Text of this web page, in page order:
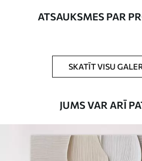
Jūs varat pievienot
No15.00€
ATSAUKSMES PAR
SKATĪT VISU
JUMS VAR ARĪ